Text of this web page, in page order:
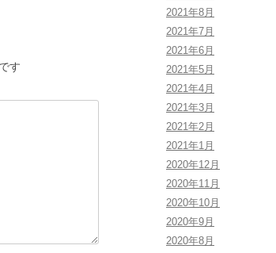
す
2021年8月
2021年7月
2021年6月
2021年5月
2021年4月
2021年3月
2021年2月
2021年1月
2020年12月
2020年11月
2020年10月
2020年9月
2020年8月